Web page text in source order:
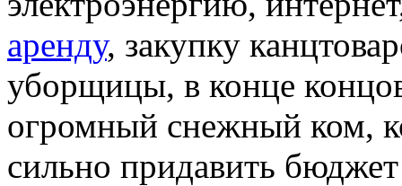
аренду, закупку
уборщицы, в конце
огромный снежный ком,
сильно придавить